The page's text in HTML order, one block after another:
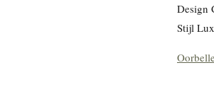
Design
Stijl